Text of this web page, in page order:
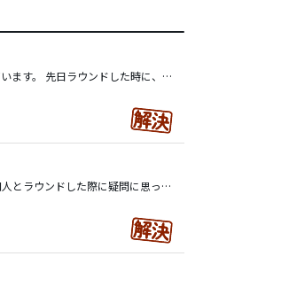
皆さんこんにちは、いつも楽しく拝見しています。 先日ラウンドした時に、小さな疑問が生まれたので質問させて頂きます。 ゴルフ場のレストランを利用した際、最後に伝票にサインしますよね？ 皆さんは、その時に他人の分までサインしますか？ する場合、しない場合の状況や理由も教えて下さい。 ちなみに、疑問が生まれた経緯を説明すると、自分は普段、会社の人とラウンドしています（所謂いつものメンバー）その時は他人の分までサインしてしまう事が多いのですが、先日、初対面の方とラウンドする事があり、自分が最初にサインして隣の人に伝票を渡すと、その方は残りの2人に伺ってから、残りの人の分までサインしていました。 まとめてサインを書かれた方は、年間のラウンド数も多く、ミッドアマ等に出場したりする方で、ラウンド中の目土や芝の補修は勿論、救済の処置等もきっちりやる方で、特にマナーが悪いとかは無かったです。
いつもお世話になっております。 先日、知人とラウンドした際に疑問に思った事を質問させていただきます。 状況としては 知人の一打目、ティーショットが曲がって林の中へ 二打目、林の中からダフリながらもフェアウェイへナイスアウト 三打目地点へ行ってみると、ボールに泥が付着していました。 知人は、6インチルールで！と言い、ボールを拾い上げ、ボールを拭き、リプレースしていました。この時、ボールは地面に埋まっている訳ではありませんでした。 心の中で、拭いても良いんだっけ？と思いましたが、自分もルールを把握できていないので、その場は何事も無くプレーを続行しました。 そこで質問ですが、ボールに付着した泥汚れは、どの場合だと拭いて良いのでしょうか？ 自分の認識だと ?ホールアウト後 ?グリーン上でマークをした後 ?ジェネラルエリアで球が地面に埋まっている場合 ?アンプレアブルや何らかのペナルティ等、救済を受ける場合 ?ローカルルールに記載がある場合 以上です。 間違っていたり、他にも拭くことが出来る場合はありますか？